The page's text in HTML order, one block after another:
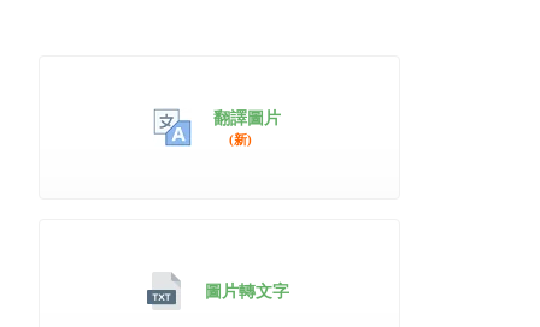
翻譯圖片
(新)
圖片轉文字